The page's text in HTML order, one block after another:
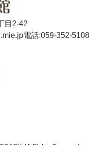
目2-42
電話:059-352-5108